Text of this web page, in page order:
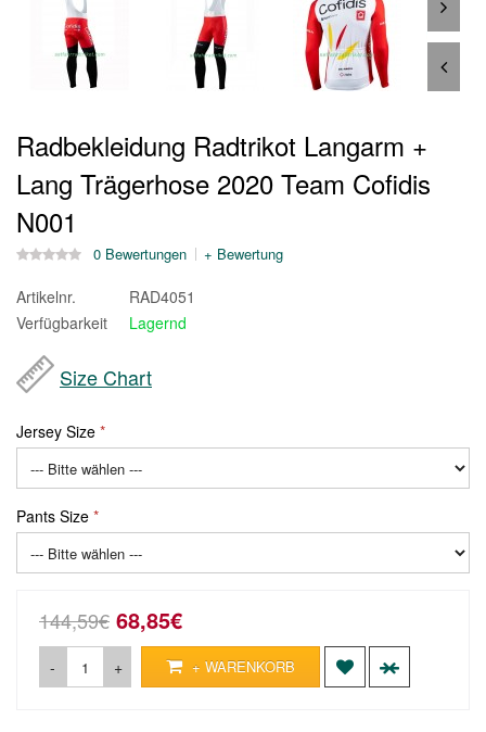
Radbekleidung Radtrikot Langarm +
Lang Trägerhose 2020 Team Cofidis
N001
0 Bewertungen + Bewertung
Artikelnr.
RAD4051
Verfügbarkeit
Lagernd
Size Chart
Jersey Size
Pants Size
144,59€ 68,85€
- + + WARENKORB